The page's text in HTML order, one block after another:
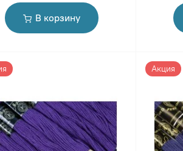
В корзину
Акция